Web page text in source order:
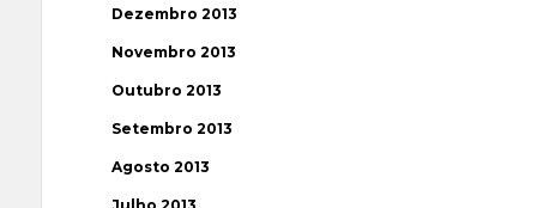
Dezembro 2013
Novembro 2013
Outubro 2013
Setembro 2013
Agosto 2013